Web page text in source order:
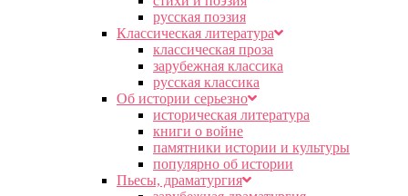
русская поэзия
Классическая литература
классическая проза
зарубежная классика
русская классика
Об истории серьезно
историческая литература
книги о войне
памятники истории и культуры
популярно об истории
Пьесы, драматургия